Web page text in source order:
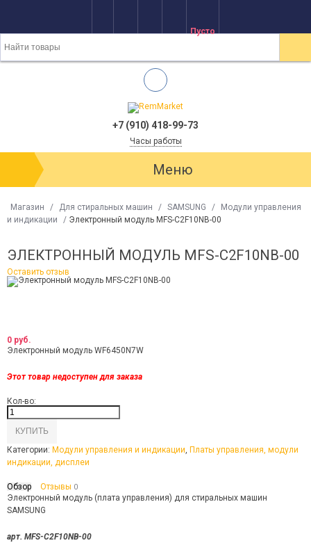
Пусто
+7 (910) 418-99-73
Часы работы
Меню
Магазин / Для стиральных машин / SAMSUNG /
Модули управления
и индикации
/ Электронный модуль MFS-C2F10NB-00
ЭЛЕКТРОННЫЙ МОДУЛЬ MFS-C2F10NB-00
Оставить отзыв
0 руб.
Электронный модуль WF6450N7W
Этот товар недоступен для заказа
Кол-во:
Категории: Модули управления и индикации, Платы управления, модули
индикации, дисплеи
Обзор Отзывы 0
Электронный модуль (плата управления) для стиральных машин
SAMSUNG
арт. MFS-C2F10NB-00